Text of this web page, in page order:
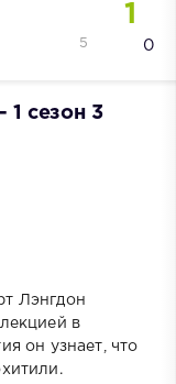
1
0
5
1 сезон 3
Лэнгдон
в
он узнает, что